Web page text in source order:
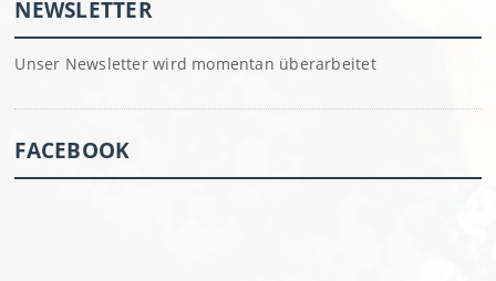
NEWSLETTER
Unser Newsletter wird momentan überarbeitet
FACEBOOK